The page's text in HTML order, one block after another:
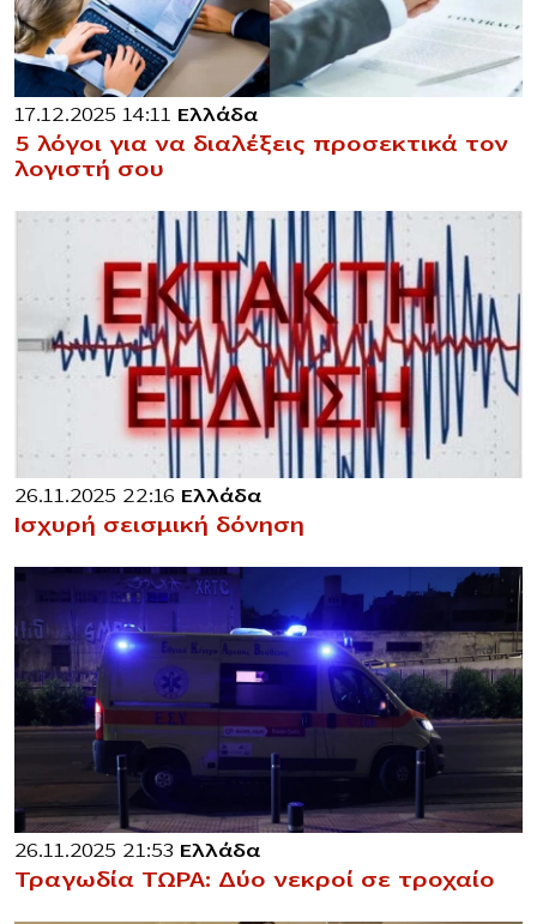
17.12.2025 14:11 Ελλάδα
5 λόγοι για να διαλέξεις προσεκτικά τον
λογιστή σου
26.11.2025 22:16 Ελλάδα
Ισχυρή σεισμική δόνηση
26.11.2025 21:53 Ελλάδα
Τραγωδία ΤΩΡΑ: Δύο νεκροί σε τροχαίο